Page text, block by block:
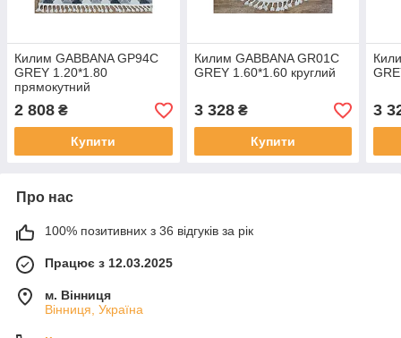
Килим GABBANA GP94C
GREY 1.20*1.80
прямокутний
2 808 ₴
Купити
Килим GABBANA GR01C
GREY 1.60*1.60 круглий
3 328₴
Купити
3
Про нас
100% позитивних з 36 відгуків за рік
Працює з 12.03.2025
м. Вінниця
Вінниця, Україна